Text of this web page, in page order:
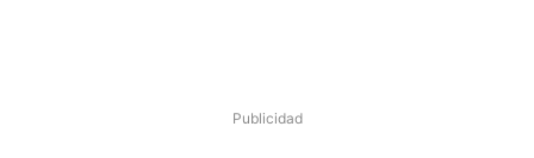
Publicidad